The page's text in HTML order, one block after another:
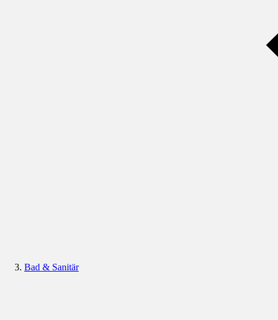
Bad & Sanitär